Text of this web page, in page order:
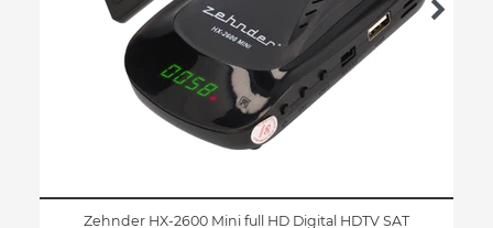
Zehnder HX-2600 Mini full HD Digital HDTV SAT